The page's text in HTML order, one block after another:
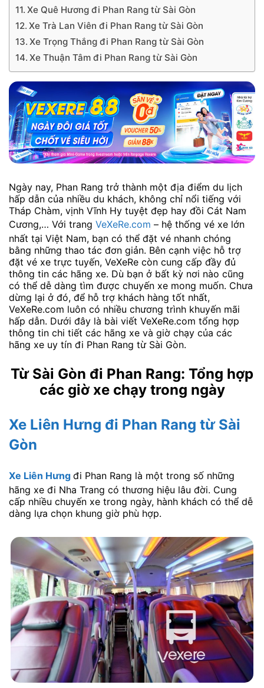
Xe Quê Hương đi Phan Rang từ Sài Gòn
Xe Trà Lan Viên đi Phan Rang từ Sài Gòn
Xe Trọng Thắng đi Phan Rang từ Sài Gòn
Xe Thuận Tâm đi Phan Rang từ Sài Gòn
Ngày nay, Phan Rang trở thành một địa điểm du lịch
hấp dẫn của nhiều du khách, không chỉ nổi tiếng với
Tháp Chàm, vịnh Vĩnh Hy tuyệt đẹp hay đồi Cát Nam
Cương,… Với trang VeXeRe.com – hệ thống vé xe lớn
nhất tại Việt Nam, bạn có thể đặt vé nhanh chóng
bằng những thao tác đơn giản. Bên cạnh việc hỗ trợ
đặt vé xe trực tuyến, VeXeRe còn cung cấp đầy đủ
thông tin các hãng xe. Dù bạn ở bất kỳ nơi nào cũng
có thể dễ dàng tìm được chuyến xe mong muốn. Chưa
dừng lại ở đó, để hỗ trợ khách hàng tốt nhất,
VeXeRe.com luôn có nhiều chương trình khuyến mãi
hấp dẫn. Dưới đây là bài viết VeXeRe.com tổng hợp
thông tin chi tiết các hãng xe và giờ chạy của các
hãng xe uy tín đi Phan Rang từ Sài Gòn.
Từ Sài Gòn đi Phan Rang: Tổng hợp
các giờ xe chạy trong ngày
Xe Liên Hưng đi Phan Rang từ Sài
Gòn
Xe Liên Hưng đi Phan Rang là một trong số những
hãng xe đi Nha Trang có thương hiệu lâu đời. Cung
cấp nhiều chuyến xe trong ngày, hành khách có thể dễ
dàng lựa chọn khung giờ phù hợp.